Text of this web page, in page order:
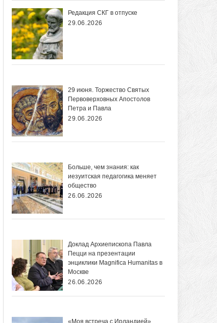
Редакция СКГ в отпуске
29.06.2026
29 июня. Торжество Святых
Первоверховных Апостолов
Петра и Павла
29.06.2026
Больше, чем знания: как
иезуитская педагогика меняет
общество
26.06.2026
Доклад Архиепископа Павла
Пецци на презентации
энциклики Magnifica Нumanitas в
Москве
26.06.2026
«Моя встреча с Ирландией»